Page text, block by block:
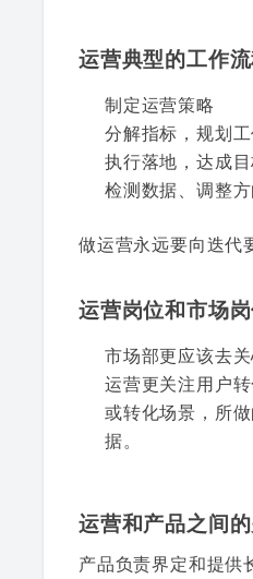
运营典型的工作
制定运营策略
分解指标，规划
执行落地，达成
检测数据、调整方
做运营永远要向迭代
运营岗位和市场
市场部更应该去
运营更关注用户
或转化场景，所
据。
运营和产品之间
产品负责界定和提供